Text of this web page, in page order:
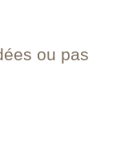
ou pas